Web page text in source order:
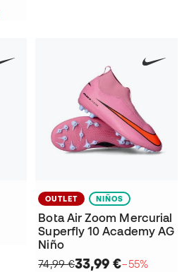
OUTLET NIÑOS
Bota Air Zoom Mercurial
Superfly 10 Academy AG
Niño
74,99 €33,99 €−55%